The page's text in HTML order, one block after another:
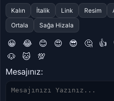
Kalın İtalik Link Resim
Ortala
Sağa Hizala
😀 😂 😊 😍 😎 🤔 👍
🐶
🐱
💯
Mesajınız: